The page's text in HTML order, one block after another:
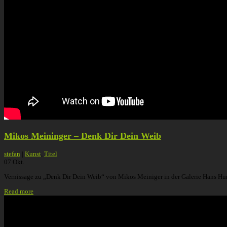
Mikos Meininger – Denk Dir Dein Weib
stefan | Kunst, Titel
07 Okt.
Vernissage zu „Denk Dir Dein Weib“ von Mikos Meiniger in der Galerie Hans
Read more